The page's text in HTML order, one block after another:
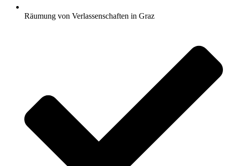
Räumung von Verlassenschaften in Graz